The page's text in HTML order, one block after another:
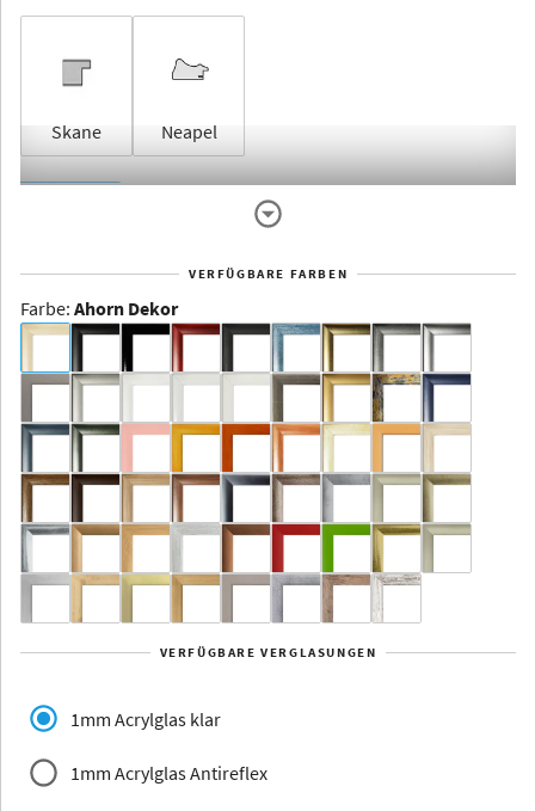
Skane Neapel
Dakota -
Rahmenloser
Aluminium
Yukon Alaska
VERFÜGBARE FARBEN
Farbe: Ahorn Dekor
VERFÜGBARE VERGLASUNGEN
1mm Acrylglas klar
1mm Acrylglas Antireflex